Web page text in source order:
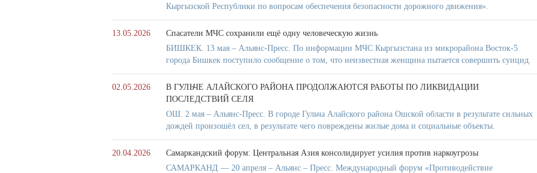
Кыргызской Республики по вопросам обеспечения безопасности дорожного движения».
13.05.2026
Спасатели МЧС сохранили ещё одну человеческую жизнь
БИШКЕК. 13 мая – Альянс-Пресс. По информации МЧС Кыргызстана из микрорайона Восток-5
города Бишкек поступило сообщение о том, что неизвестная женщина пытается совершить суицид.
02.05.2026
В ГУЛЬЧЕ АЛАЙСКОГО РАЙОНА ПРОДОЛЖАЮТСЯ РАБОТЫ ПО ЛИКВИДАЦИИ
ПОСЛЕДСТВИЙ СЕЛЯ
ОШ. 2 мая – Альянс-Пресс. В городе Гульча Алайского района Ошской области в результате сильных
дождей произошёл сел, в результате чего повреждены жилые дома и социальные объекты.
20.04.2026
Самаркандский форум: Центральная Азия консолидирует усилия против наркоугрозы
САМАРКАНД — 20 апреля – Альянс – Пресс. Международный форум «Противодействие